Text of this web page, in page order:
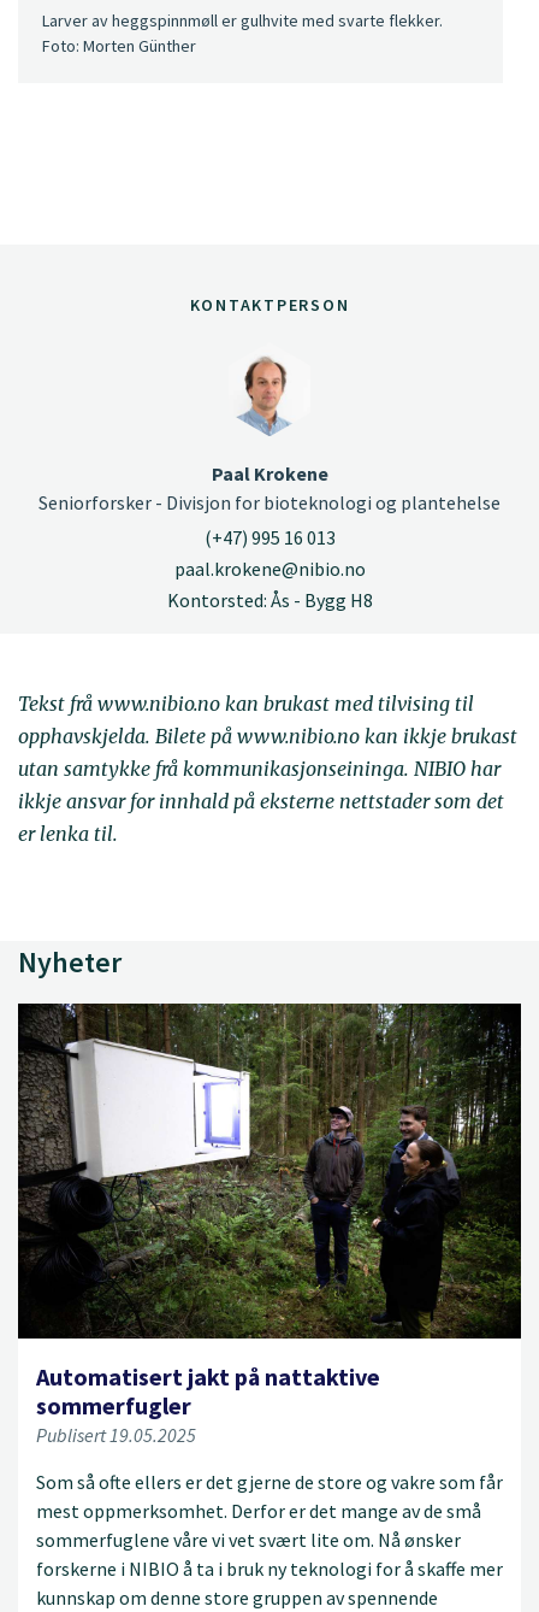
Larver av heggspinnmøll er gulhvite med svarte flekker.
Foto: Morten Günther
KONTAKTPERSON
Paal Krokene
Seniorforsker - Divisjon for bioteknologi og plantehelse
(+47) 995 16 013
paal.krokene@nibio.no
Kontorsted: Ås - Bygg H8
Tekst frå www.nibio.no kan brukast med tilvising til
opphavskjelda. Bilete på www.nibio.no kan ikkje brukast
utan samtykke frå kommunikasjonseininga. NIBIO har
ikkje ansvar for innhald på eksterne nettstader som det
er lenka til.
Nyheter
Automatisert jakt på nattaktive
sommerfugler
Publisert 19.05.2025
Som så ofte ellers er det gjerne de store og vakre som får
mest oppmerksomhet. Derfor er det mange av de små
sommerfuglene våre vi vet svært lite om. Nå ønsker
forskerne i NIBIO å ta i bruk ny teknologi for å skaffe mer
kunnskap om denne store gruppen av spennende